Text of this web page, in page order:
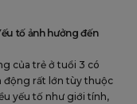
tố ảnh hưởng đến
của trẻ ở tuổi 3 có
động rất lớn tùy thuộc
yếu tố như giới tính,